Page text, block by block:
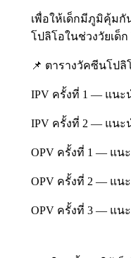
เพื่อให้เด็กมีภูมิคุ้ม
โปลิโอในช่วงวัยเด็
📌 ตารางวัคซีนโป
IPV ครั้งที่ 1 — แนะ
IPV ครั้งที่ 2 — แนะ
OPV ครั้งที่ 1 — แน
OPV ครั้งที่ 2 — แน
OPV ครั้งที่ 3 — แน